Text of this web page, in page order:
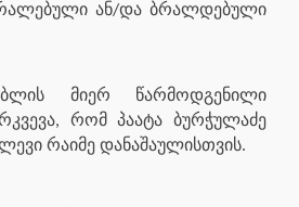
ან/და ბრალდებული
მიერ წარმოდგენილი
რომ პაატა ბურჭულაძე
რაიმე დანაშაულისთვის.